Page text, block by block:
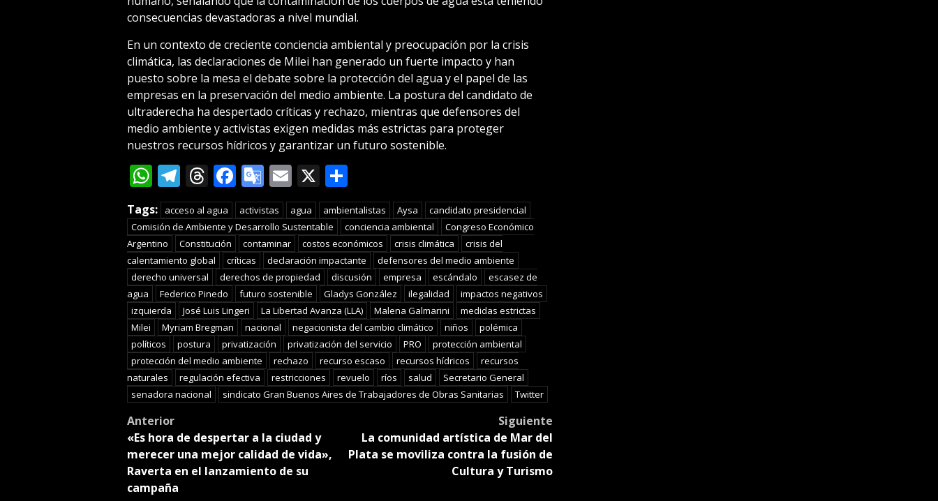
consecuencias devastadoras a nivel mundial.
En un contexto de creciente conciencia ambiental y preocupación por la crisis
climática, las declaraciones de Milei han generado un fuerte impacto y han
puesto sobre la mesa el debate sobre la protección del agua y el papel de las
empresas en la preservación del medio ambiente. La postura del candidato de
ultraderecha ha despertado críticas y rechazo, mientras que defensores del
medio ambiente y activistas exigen medidas más estrictas para proteger
nuestros recursos hídricos y garantizar un futuro sostenible.
WhatsApp
Telegram
Threads
Facebook
Google
Translate
Email
X Compartir
Tags: acceso al agua activistas agua ambientalistas Aysa
candidato presidencial
Comisión de Ambiente y Desarrollo Sustentable
conciencia ambiental
Congreso Económico
Argentino
Constitución contaminar costos económicos crisis climática
crisis del
calentamiento global
críticas declaración impactante
defensores del medio ambiente
derecho universal
derechos de propiedad discusión empresa escándalo
escasez de
agua
Federico Pinedo futuro sostenible Gladys González ilegalidad
impactos negativos
izquierda
José Luis Lingeri La Libertad Avanza (LLA) Malena Galmarini
medidas estrictas
Milei
Myriam Bregman nacional negacionista del cambio climático niños
polémica
políticos
postura privatización privatización del servicio PRO
protección ambiental
protección del medio ambiente
rechazo recurso escaso recursos hídricos
recursos
naturales
regulación efectiva restricciones revuelo ríos salud
Secretario General
senadora nacional
sindicato Gran Buenos Aires de Trabajadores de Obras Sanitarias Twitter
Post
navigation
Anterior
«Es hora de despertar a la ciudad y
merecer una mejor calidad de vida»,
Raverta en el lanzamiento de su
campaña
Siguiente
La comunidad artística de Mar del
Plata se moviliza contra la fusión de
Cultura y Turismo